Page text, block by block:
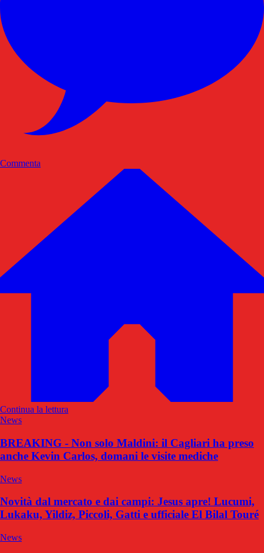
Commenta
Continua la lettura
News
BREAKING - Non solo Maldini: il Cagliari ha preso
anche Kevin Carlos, domani le visite mediche
News
Novità dal mercato e dai campi: Jesus apre! Lucumi,
Lukaku, Yildiz, Piccoli, Gatti e ufficiale El Bilal Touré
News